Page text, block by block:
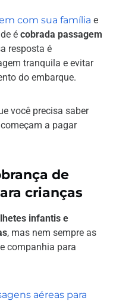
com sua família e
é cobrada passagem
resposta é
tranquila e evitar
do embarque.
você precisa saber
começam a pagar
de
crianças
infantis e
, mas nem sempre as
companhia para
aéreas para